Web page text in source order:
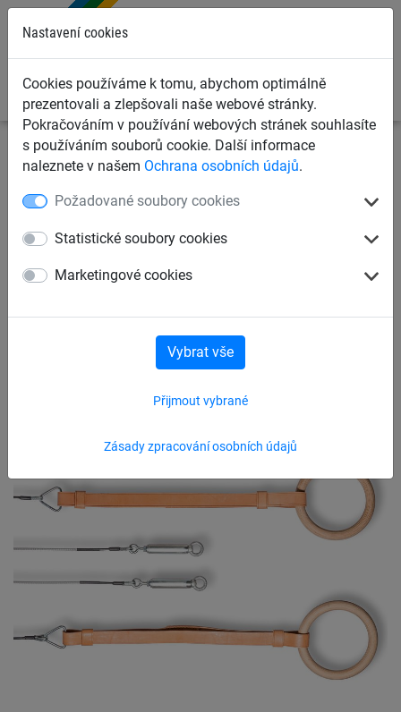
Nastavení cookies
Cookies používáme k tomu, abychom optimálně
prezentovali a zlepšovali naše webové stránky.
Pokračováním v používání webových stránek souhlasíte
s používáním souborů cookie. Další informace
naleznete v našem Ochrana osobních údajů.
Požadované soubory cookies
Statistické soubory cookies
Marketingové cookies
Zásady zpracování osobních údajů
Přijmout vybrané
Vybrat vše
Sportovní sítě Švihadla a lana
Gymnastická lana a
Gymnastické kruhy, komplet
pro gymnasty